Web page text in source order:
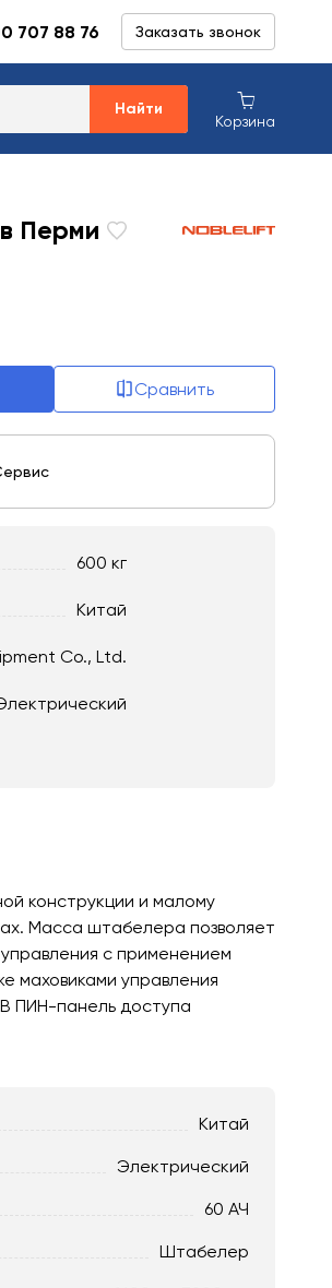
707 88 76 Заказать звонок
Найти
Корзина
Перми
Сравнить
600 кг
Китай
Co., Ltd.
конструкции и малому
Масса штабелера позволяет
с применением
маховиками управления
ПИН-панель доступа
Китай
Электрический
60 АЧ
Штабелер